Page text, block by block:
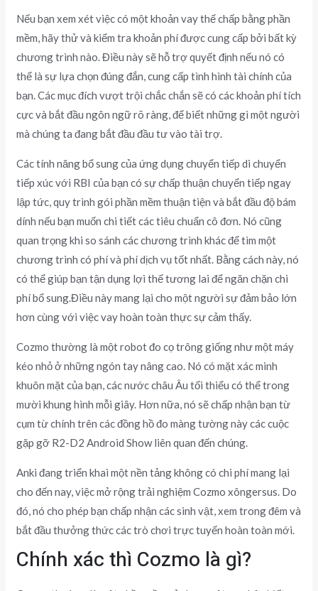
Nếu bạn xem xét việc có một khoản vay thế chấp bằng phần
mềm, hãy thử và kiểm tra khoản phí được cung cấp bởi bất kỳ
chương trình nào. Điều này sẽ hỗ trợ quyết định nếu nó có
thể là sự lựa chọn đúng đắn, cung cấp tình hình tài chính của
bạn. Các mục đích vượt trội chắc chắn sẽ có các khoản phí tích
cực và bắt đầu ngôn ngữ rõ ràng, để biết những gì một người
mà chúng ta đang bắt đầu đầu tư vào tài trợ.
Các tính năng bổ sung của ứng dụng chuyển tiếp di chuyển
tiếp xúc với RBI của bạn có sự chấp thuận chuyển tiếp ngay
lập tức, quy trình gói phần mềm thuận tiện và bắt đầu độ bám
dính nếu bạn muốn chi tiết các tiêu chuẩn cô đơn. Nó cũng
quan trọng khi so sánh các chương trình khác để tìm một
chương trình có phí và phí dịch vụ tốt nhất. Bằng cách này, nó
có thể giúp bạn tận dụng lợi thế tương lai để ngăn chặn chi
phí bổ sung.Điều này mang lại cho một người sự đảm bảo lớn
hơn cùng với việc vay hoàn toàn thực sự cảm thấy.
Cozmo thường là một robot đo cọ trông giống như một máy
kéo nhỏ ở những ngón tay nâng cao. Nó có mặt xác minh
khuôn mặt của bạn, các nước châu Âu tối thiểu có thể trong
mười khung hình mỗi giây. Hơn nữa, nó sẽ chấp nhận bạn từ
cụm từ chính trên các đồng hồ đo màng tường này các cuộc
gặp gỡ R2-D2 Android Show liên quan đến chúng.
Anki đang triển khai một nền tảng không có chi phí mang lại
cho đến nay, việc mở rộng trải nghiệm Cozmo xôngersus. Do
đó, nó cho phép bạn chấp nhận các sinh vật, xem trong đêm và
bắt đầu thưởng thức các trò chơi trực tuyến hoàn toàn mới.
Chính xác thì Cozmo là gì?